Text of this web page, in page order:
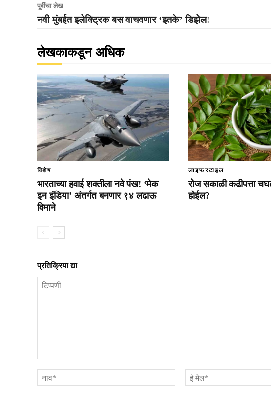
पूर्वीचा लेख
नवी मुंबईत इलेक्ट्रिक बस वाचवणार ‘इतके’ डिझेल!
लेखकाकडून अधिक
विशेष
भारताच्या हवाई शक्तीला नवे पंख! ‘मेक
इन इंडिया’ अंतर्गत बनणार ९४ लढाऊ
विमाने
लाइफस्टाइल
रोज सकाळी कढीपत्ता
होईल?
प्रतिक्रिया द्या
नाव*